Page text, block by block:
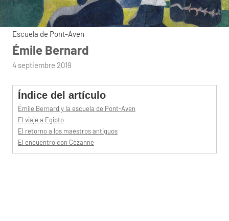
Escuela de Pont-Aven
Émile Bernard
por
4 septiembre 2019
Índice del artículo
Émile Bernard y la escuela de Pont-Aven
El viaje a Egipto
El retorno a los maestros antiguos
El encuentro con Cézanne